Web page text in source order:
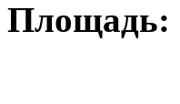
Площадь: